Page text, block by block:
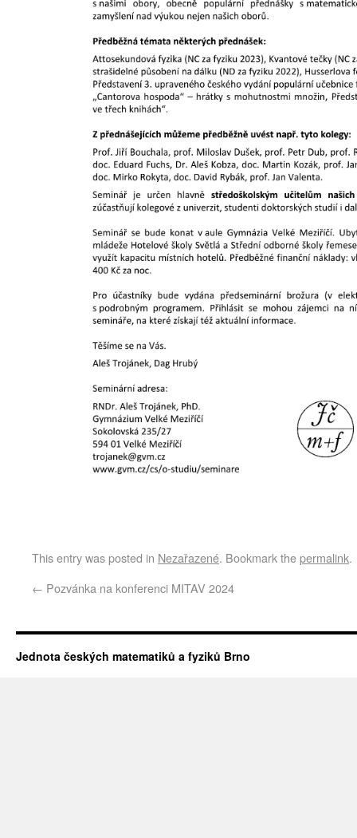
This entry was posted in Nezařazené. Bookmark thepermalink.
← Pozvánka na konferenci MITAV 2024
Jednota českých matematiků a fyziků Brno